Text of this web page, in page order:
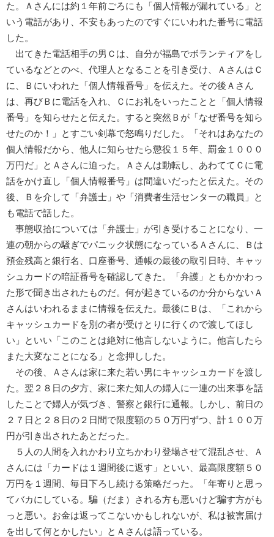
た。Ａさんには約１年前ごろにも「個人情報が漏れている」と
いう電話があり、不安もあったのですぐにいわれた番号に電話
した。
出てきた電話相手の男Ｃは、自分が福島でボランティアをし
ているなどとのべ、代理人となることを引き受け、ＡさんはＣ
に、Ｂにいわれた「個人情報番号」を伝えた。その後Ａさん
は、再びＢに電話を入れ、Ｃにお礼をいったことと「個人情報
番号」を知らせたと伝えた。すると突然Ｂが「なぜ番号を知ら
せたのか！」とすごい剣幕で怒鳴りだした。「それはあなたの
個人情報だから、他人に知らせたら懲役１５年、罰金１０００
万円だ」とＡさんに迫った。Ａさんは動転し、あわててＣに電
話をかけ直し「個人情報番号」は間違いだったと伝えた。その
後、Ｂを介して「弁護士」や「消費者生活センターの職員」と
も電話で話した。
事態収拾については「弁護士」が引き受けることになり、一
連の朝からの騒ぎでパニック状態になっているＡさんに、Ｂは
預金残高と銀行名、口座番号、通帳の最後の取引日時、キャッ
シュカードの暗証番号を確認してきた。「弁護」ともかかわっ
た形で聞き出されたものだ。何が起きているのか分からないＡ
さんはいわれるままに情報を伝えた。最後にＢは、「これから
キャッシュカードを別の者が受けとりに行くので渡してほし
い」といい「このことは絶対に他言しないように。他言したら
また大変なことになる」と念押しした。
その後、Ａさんは家に来た若い男にキャッシュカードを渡し
た。翌２８日の夕方、家に来た知人の婦人に一連の出来事を話
したことで婦人が気づき、警察と銀行に通報。しかし、前日の
２７日と２８日の２日間で限度額の５０万円ずつ、計１００万
円が引き出されたあとだった。
５人の人間を入れかわり立ちかわり登場させて混乱させ、Ａ
さんには「カードは１週間後に返す」といい、最高限度額５０
万円を１週間、毎日下ろし続ける策略だった。「年寄りと思っ
てバカにしている。騙（だま）される方も悪いけど騙す方がも
っと悪い。お金は返ってこないかもしれないが、私は被害届け
を出して何とかしたい」とＡさんは語っている。